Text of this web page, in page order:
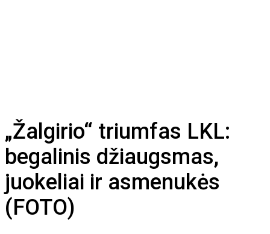
„Žalgirio“ triumfas LKL:
begalinis džiaugsmas,
juokeliai ir asmenukės
(FOTO)